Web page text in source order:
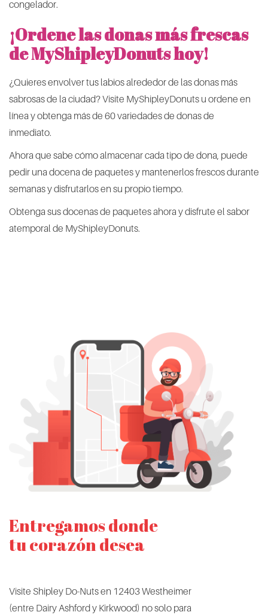
congelador.
¡Ordene las donas más frescas
de MyShipleyDonuts hoy!
¿Quieres envolver tus labios alrededor de las donas más
sabrosas de la ciudad? Visite MyShipleyDonuts u ordene en
línea y obtenga más de 60 variedades de donas de
inmediato.
Ahora que sabe cómo almacenar cada tipo de dona, puede
pedir una docena de paquetes y mantenerlos frescos durante
semanas y disfrutarlos en su propio tiempo.
Obtenga sus docenas de paquetes ahora y disfrute el sabor
atemporal de MyShipleyDonuts.
Entregamos donde
tu corazón desea
Visite Shipley Do-Nuts en 12403 Westheimer
(entre Dairy Ashford y Kirkwood) no solo para